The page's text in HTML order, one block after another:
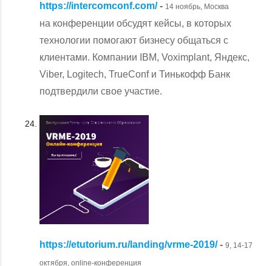
https://intercomconf.com/- 14 ноябрь, Москва
на конференции обсудят кейсы, в которых
технологии помогают бизнесу общаться с
клиентами. Компании IBM, Voximplant, Яндекс,
Viber, Logitech, TrueConf и Тинькофф Банк
подтвердили свое участие.
https://etutorium.ru/landing/vrme-2019/- 9, 14-17
октября, online-конференция